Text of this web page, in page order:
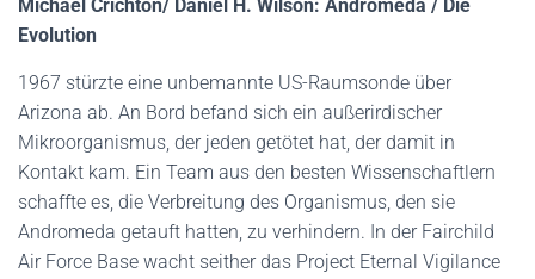
Michael Crichton/ Daniel H. Wilson: Andromeda / Die
Evolution
1967 stürzte eine unbemannte US-Raumsonde über
Arizona ab. An Bord befand sich ein außerirdischer
Mikroorganismus, der jeden getötet hat, der damit in
Kontakt kam. Ein Team aus den besten Wissenschaftlern
schaffte es, die Verbreitung des Organismus, den sie
Andromeda getauft hatten, zu verhindern. In der Fairchild
Air Force Base wacht seither das Project Eternal Vigilance